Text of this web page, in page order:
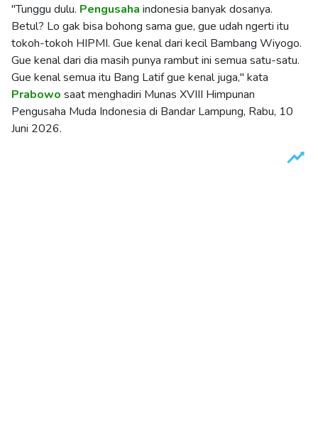
"Tunggu dulu. Pengusaha indonesia banyak dosanya.
Betul? Lo gak bisa bohong sama gue, gue udah ngerti itu
tokoh-tokoh HIPMI. Gue kenal dari kecil Bambang Wiyogo.
Gue kenal dari dia masih punya rambut ini semua satu-satu.
Gue kenal semua itu Bang Latif gue kenal juga," kata
Prabowo saat menghadiri Munas XVIII Himpunan
Pengusaha Muda Indonesia di Bandar Lampung, Rabu, 10
Juni 2026.